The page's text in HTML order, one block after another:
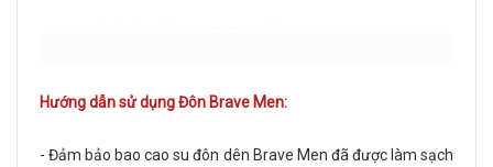
Hướng dẫn sử dụng Đôn Brave Men:
- Đảm bảo bao cao su đôn dên Brave Men đã được làm sạch